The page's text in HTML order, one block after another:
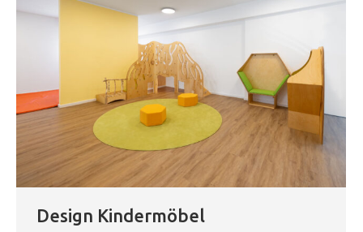
Design Kindermöbel